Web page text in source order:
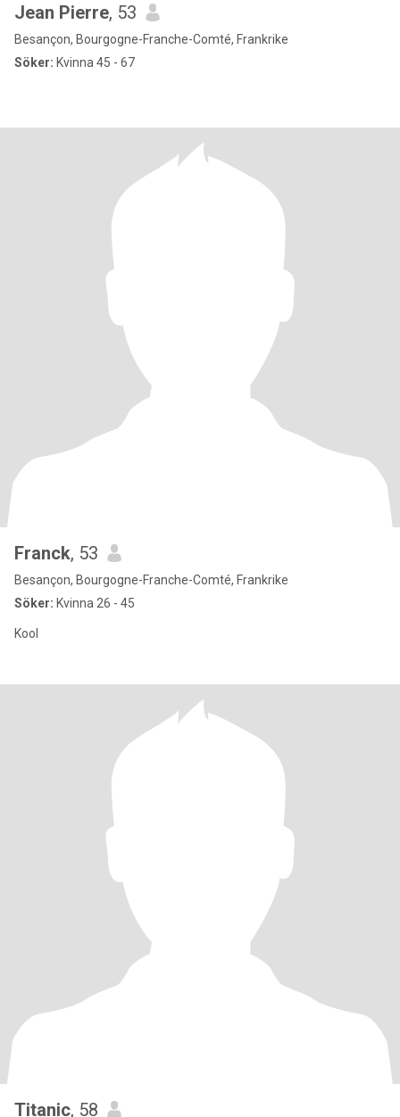
Jean Pierre, 53
Besançon, Bourgogne-Franche-Comté, Frankrike
Söker: Kvinna 45 - 67
Franck, 53
Besançon, Bourgogne-Franche-Comté, Frankrike
Söker: Kvinna 26 - 45
Kool
Titanic, 58